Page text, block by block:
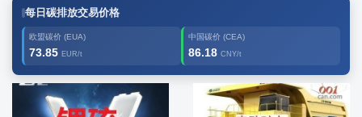
每日碳排放交易价格
欧盟碳价 (EUA)
73.85 EUR/t
中国碳价 (CEA)
86.18 CNY/t
广告2 创新